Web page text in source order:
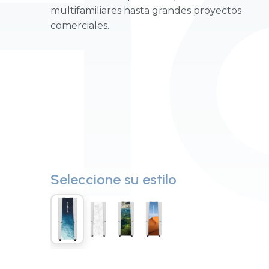
multifamiliares hasta grandes proyectos
comerciales.
Seleccione su estilo